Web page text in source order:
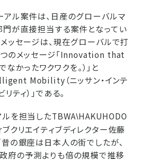
アル案件は、日産のグローバルマ
門が直接担当する案件となってい
ッセージは、現在グローバルで打
のメッセージ「Innovation that
かったワクワクを。）」と
Mobility（ニッサン・インテ
ティ）」である。
ルを担当したTBWA\HAKUHODO
クリエイティブディレクター佐藤
昔の銀座は日本人の街でしたが、
府の予測よりも倍の規模で推移